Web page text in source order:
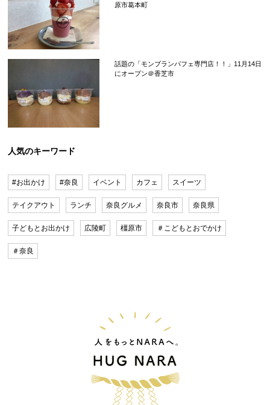
原市葛本町
話題の「モンブランパフェ専門店！！」11月14日
にオープン＠香芝市
人気のキーワード
#お出かけ #奈良 イベント カフェ スイーツ
テイクアウト ランチ 奈良グルメ 奈良市 奈良県
子どもとお出かけ 広陵町 橿原市 ＃こどもとおでかけ
＃奈良